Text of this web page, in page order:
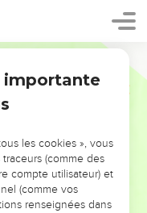
!
VOUS ÉVITER LES
importante
les cookies », vous
(comme des
compte utilisateur) et
(comme vos
renseignées dans